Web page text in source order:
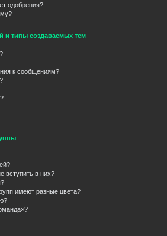
одобрения?
и типы создаваемых тем
к сообщениям?
вступить в них?
имеют разные цвета?